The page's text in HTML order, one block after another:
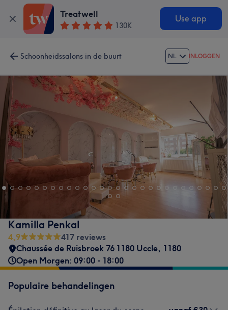
Treatwell
130K
Use app
Schoonheidssalons in de buurt NL INLOGGEN
Kamilla Penkal
4,9
417 reviews
Chaussée de Ruisbroek 76 1180 Uccle, 1180
Open Morgen: 09:00 - 18:00
Populaire behandelingen